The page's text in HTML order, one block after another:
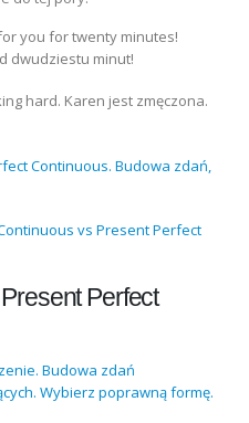
you for twenty minutes!
dwudziestu minut!
hard. Karen jest zmęczona.
Continuous. Budowa zdań,
vs Present Perfect
Perfect
Budowa zdań
Wybierz poprawną formę.